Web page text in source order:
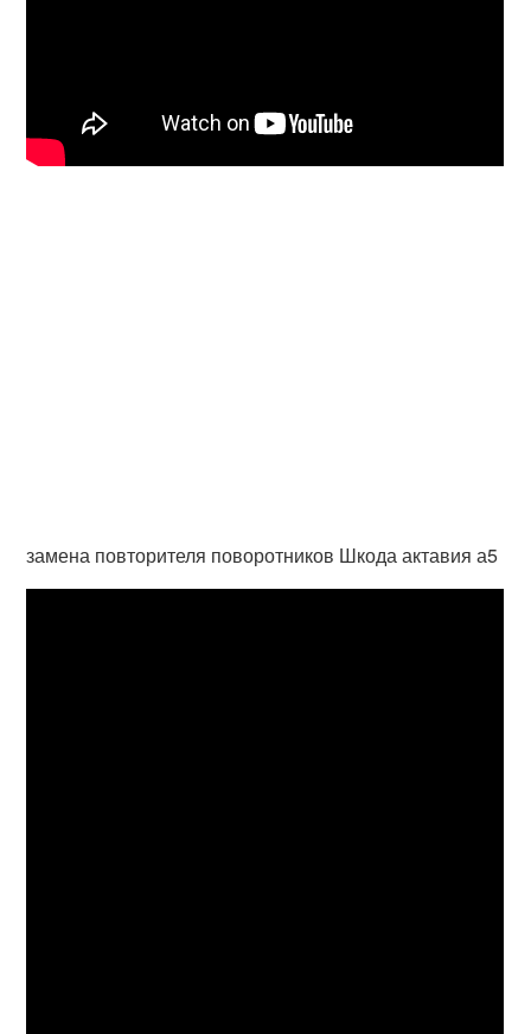
замена повторителя поворотников Шкода актавия а5